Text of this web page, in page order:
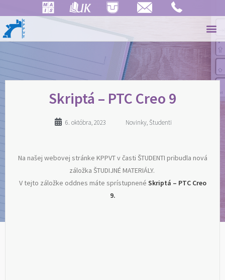
Skriptá – PTC Creo 9
6. októbra, 2023 Novinky, Študenti
Na našej webovej stránke KPPVT v časti ŠTUDENTI pribudla nová
záložka ŠTUDIJNÉ MATERIÁLY.
V tejto záložke oddnes máte sprístupnené Skriptá – PTC Creo
9.